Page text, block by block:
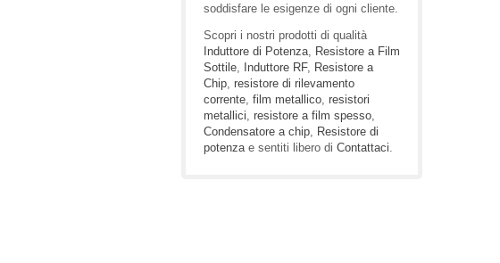
soddisfare le esigenze di ogni cliente.
Scopri i nostri prodotti di qualità
Induttore di Potenza, Resistore a Film
Sottile, Induttore RF, Resistore a
Chip, resistore di rilevamento
corrente, film metallico, resistori
metallici, resistore a film spesso,
Condensatore a chip, Resistore di
potenzae sentiti libero di Contattaci.